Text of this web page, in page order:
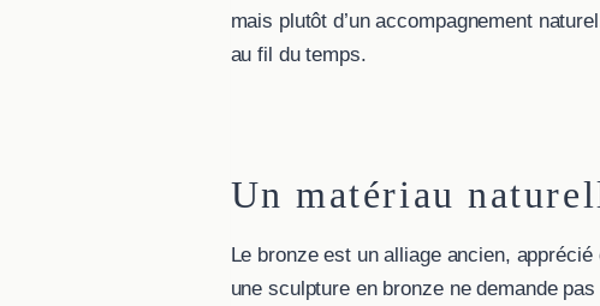
mais plutôt d’un accompagnement
au fil du temps.
Un matériau
Le bronze est un alliage ancien,
une sculpture en bronze ne demande